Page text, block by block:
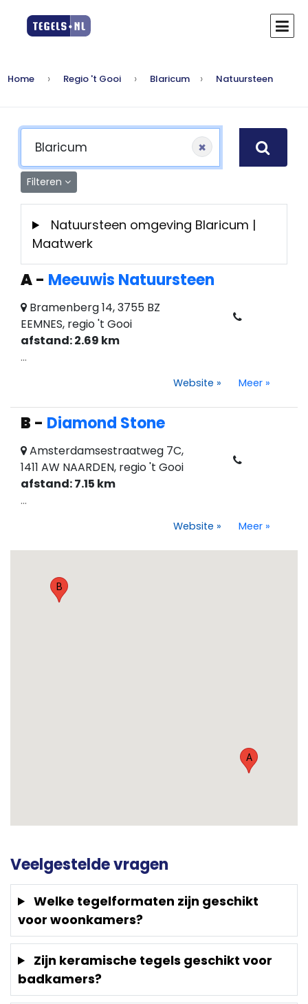
Home Regio 't Gooi Blaricum Natuursteen
×
Filteren
Natuursteen omgeving Blaricum |
Maatwerk
A- Meeuwis Natuursteen
Bramenberg 14, 3755 BZ
EEMNES, regio 't Gooi
afstand: 2.69 km
...
Website » Meer »
B - Diamond Stone
Amsterdamsestraatweg 7C,
1411 AW NAARDEN, regio 't Gooi
afstand: 7.15 km
...
Website » Meer »
A
B
Veelgestelde vragen
Welke tegelformaten zijn geschikt
voor woonkamers?
Zijn keramische tegels geschikt voor
badkamers?